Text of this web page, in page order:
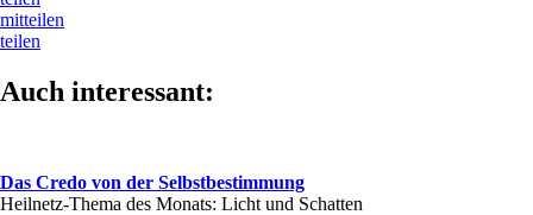
mitteilen
teilen
Auch interessant:
Das Credo von der Selbstbestimmung
Heilnetz-Thema des Monats: Licht und Schatten